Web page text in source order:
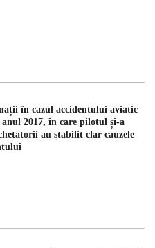
în cazul accidentului aviatic
2017, în care pilotul și-a
au stabilit clar cauzele